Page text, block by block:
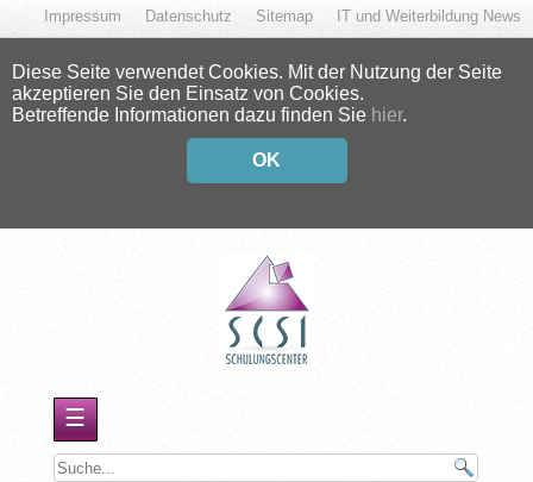
IT und Weiterbildung News
Sitemap
Datenschutz
Impressum
Diese Seite verwendet Cookies. Mit der Nutzung der Seite
akzeptieren Sie den Einsatz von Cookies.
Betreffende Informationen dazu finden Sie hier.
OK
☰